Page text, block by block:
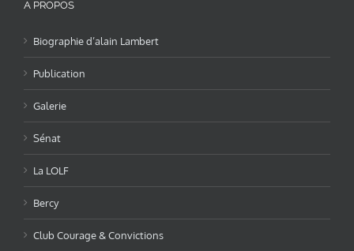
A PROPOS
Biographie d’alain Lambert
Publication
Galerie
Sénat
La LOLF
Bercy
Club Courage & Convictions